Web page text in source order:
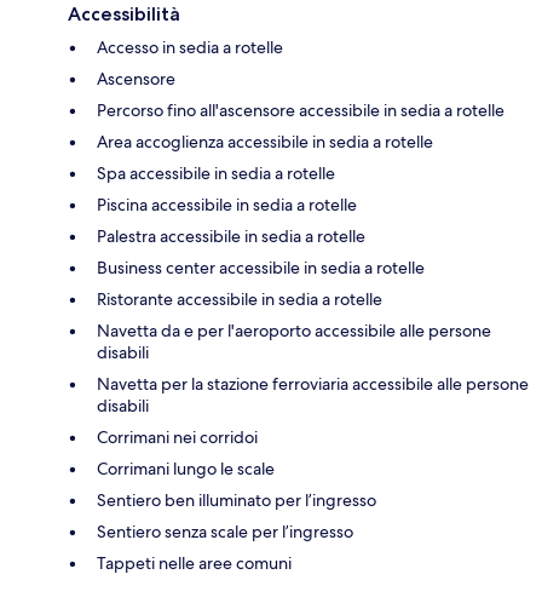
Accessibilità
Accesso in sedia a rotelle
Ascensore
Percorso fino all'ascensore accessibile in sedia a rotelle
Area accoglienza accessibile in sedia a rotelle
Spa accessibile in sedia a rotelle
Piscina accessibile in sedia a rotelle
Palestra accessibile in sedia a rotelle
Business center accessibile in sedia a rotelle
Ristorante accessibile in sedia a rotelle
Navetta da e per l'aeroporto accessibile alle persone
disabili
Navetta per la stazione ferroviaria accessibile alle persone
disabili
Corrimani nei corridoi
Corrimani lungo le scale
Sentiero ben illuminato per l’ingresso
Sentiero senza scale per l’ingresso
Tappeti nelle aree comuni